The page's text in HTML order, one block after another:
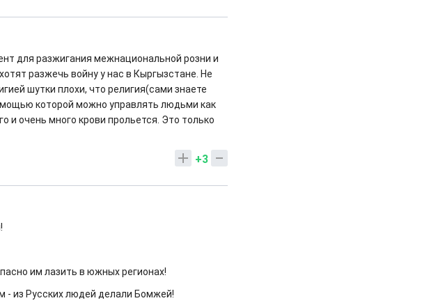
для разжигания межнациональной розни и
разжечь войну у нас в Кыргызстане. Не
шутки плохи, что религия(сами знаете
которой можно управлять людьми как
и очень много крови прольется. Это только
+3
им лазить в южных регионах!
- из Русских людей делали Бомжей!